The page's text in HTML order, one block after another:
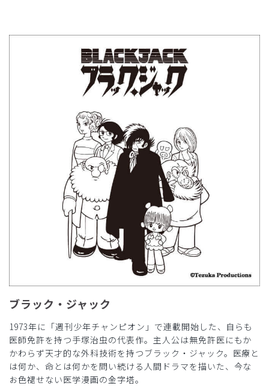
ブラック・ジャック
1973年に「週刊少年チャンピオン」で連載開始した、自らも
医師免許を持つ手塚治虫の代表作。主人公は無免許医にもか
かわらず天才的な外科技術を持つブラック・ジャック。医療と
は何か、命とは何かを問い続ける人間ドラマを描いた、今な
お色褪せない医学漫画の金字塔。